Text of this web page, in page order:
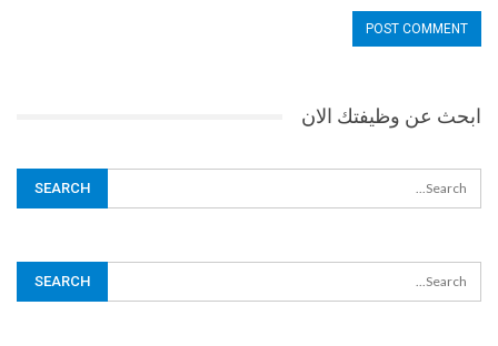
ابحث عن وظيفتك الان